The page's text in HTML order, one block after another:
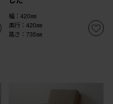
幅：420㎜
奥行：420㎜
高さ：735㎜